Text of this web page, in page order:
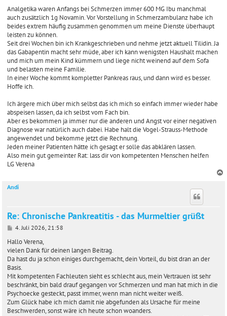
Analgetika waren Anfangs bei Schmerzen immer 600 MG Ibu manchmal
auch zusätzlich 1g Novamin. Vor Vorstellung in Schmerzambulanz habe ich
beides extrem häufig zusammen genommen um meine Dienste überhaupt
leisten zu können.
Seit drei Wochen bin ich Krankgeschrieben und nehme jetzt aktuell Tilidin. Ja
das Gabapentin macht sehr müde, aber ich kann wenigsten Haushalt machen
und mich um mein Kind kümmern und liege nicht weinend auf dem Sofa
und belasten meine Familie.
In einer Woche kommt kompletter Pankreas raus, und dann wird es besser.
Hoffe ich.
Ich ärgere mich über mich selbst das ich mich so einfach immer wieder habe
abspeisen lassen, da ich selbst vom Fach bin.
Aber es bekommen ja immer nur die anderen und Angst vor einer negativen
Diagnose war natürlich auch dabei. Habe halt die Vogel-Strauss-Methode
angewendet und bekomme jetzt die Rechnung.
Jeden meiner Patienten hätte ich gesagt er solle das abklären lassen.
Also mein gut gemeinter Rat: lass dir von kompetenten Menschen helfen
LG Verena
Andi
Re: Chronische Pankreatitis - das Murmeltier grüßt
B
i
t
a
g
4. Juli 2026, 21:58
Hallo Verena,
vielen Dank für deinen langen Beitrag.
Da hast du ja schon einiges durchgemacht, dein Vorteil, du bist dran an der
Basis.
Mit kompetenten Fachleuten sieht es schlecht aus, mein Vertrauen ist sehr
beschränkt, bin bald drauf gegangen vor Schmerzen und man hat mich in die
Psychoecke gesteckt, passt immer, wenn man nicht weiter weiß.
Zum Glück habe ich mich damit nie abgefunden als Ursache für meine
Beschwerden, sonst wäre ich heute schon woanders.